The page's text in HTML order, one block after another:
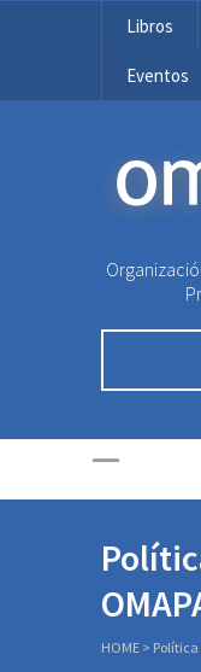
Libros
Eventos
HOME > Política